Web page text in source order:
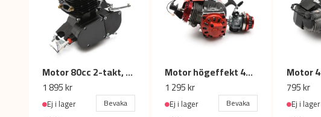
Motor 80cc 2-takt, cykel konverteringssats / motorkit
1 895 kr
Ej i lager Bevaka
Motor högeffekt 49cc 2-takt minimoto / miniATV
1 295 kr
Ej i lager Bevaka
795 kr
Ej i lager